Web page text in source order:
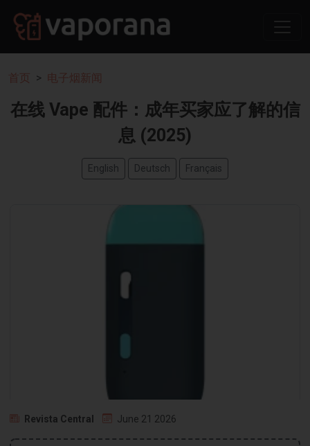
首页 电子烟新闻
在线 Vape 配件：成年买家应了解的信
息 (2025)
English Deutsch Français
Revista Central June 21 2026